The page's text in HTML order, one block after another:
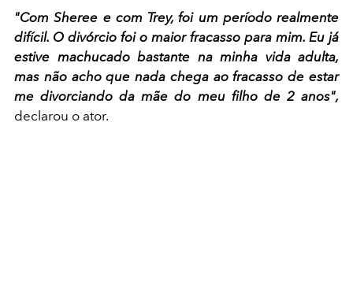
"Com Sheree e com Trey, foi um período realmente
difícil. O divórcio foi o maior fracasso para mim. Eu já
estive machucado bastante na minha vida adulta,
mas não acho que nada chega ao fracasso de estar
me divorciando da mãe do meu filho de 2 anos",
declarou o ator.